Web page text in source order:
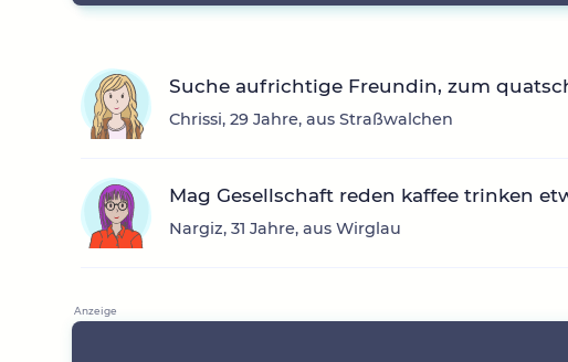
Suche aufrichtige Freundin, zum
Chrissi, 29 Jahre, aus Straßwalchen
Mag Gesellschaft reden kaffee trinken
Nargiz, 31 Jahre, aus Wirglau